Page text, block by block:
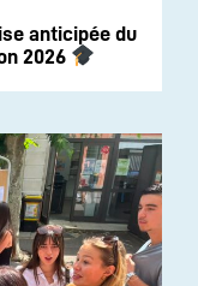
anticipée du
2026